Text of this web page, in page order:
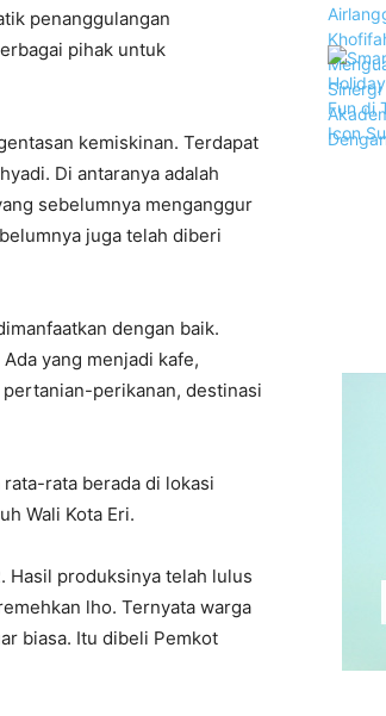
penanggulangan
pihak untuk
kemiskinan. Terdapat
Di antaranya adalah
sebelumnya menganggur
juga telah diberi
dengan baik.
yang menjadi kafe,
perikanan, destinasi
rata berada di lokasi
Wali Kota Eri.
Hasil produksinya telah lulus
lho. Ternyata warga
biasa. Itu dibeli Pemkot